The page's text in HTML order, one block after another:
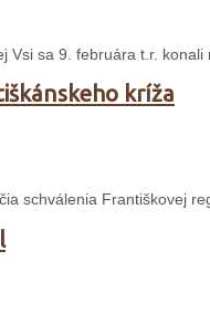
Vsi sa 9. februára t.r.
kríža
schválenia Františkovej